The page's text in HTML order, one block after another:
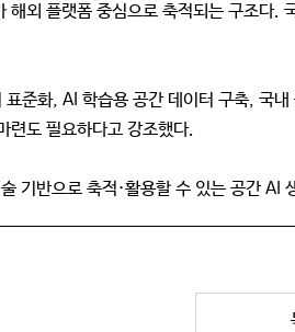
외 플랫폼 중심으로 축적되는 구조다
준화, AI 학습용 공간 데이터 구축, 국
련도 필요하다고 강조했다.
기반으로 축적·활용할 수 있는 공간 AI